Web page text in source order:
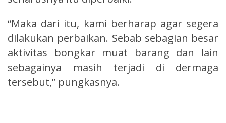
“Maka dari itu, kami berharap agar segera
dilakukan perbaikan. Sebab sebagian besar
aktivitas bongkar muat barang dan lain
sebagainya masih terjadi di dermaga
tersebut,” pungkasnya.